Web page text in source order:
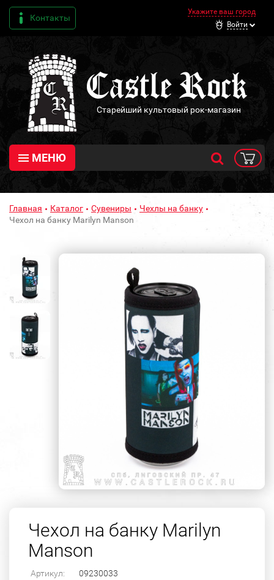
Контакты
Укажите ваш город
Войти
Старейший культовый рок-магазин
МЕНЮ
Главная Каталог Сувениры
Чехлы на банку
Чехол на банку Marilyn Manson
Чехол на банку Marilyn
Manson
Артикул: 09230033